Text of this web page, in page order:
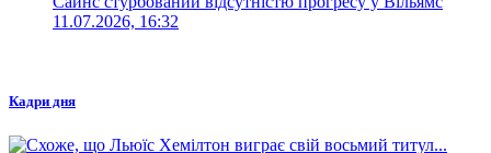
11.07.2026, 16:32
Кадри дня